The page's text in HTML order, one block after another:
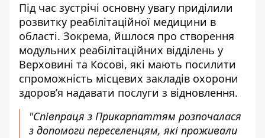
Під час зустрічі основну увагу приділили
розвитку реабілітаційної медицини в
області. Зокрема, йшлося про створення
модульних реабілітаційних відділень у
Верховині та Косові, які мають посилити
спроможність місцевих закладів охорони
здоров’я надавати послуги з відновлення.
"Співпраця з Прикарпаттям розпочалася
з допомоги переселенцям, які проживали